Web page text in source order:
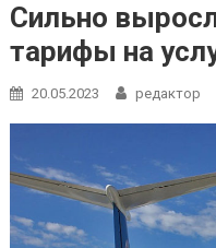
Сильно
тарифы на
20.05.2023 редактор